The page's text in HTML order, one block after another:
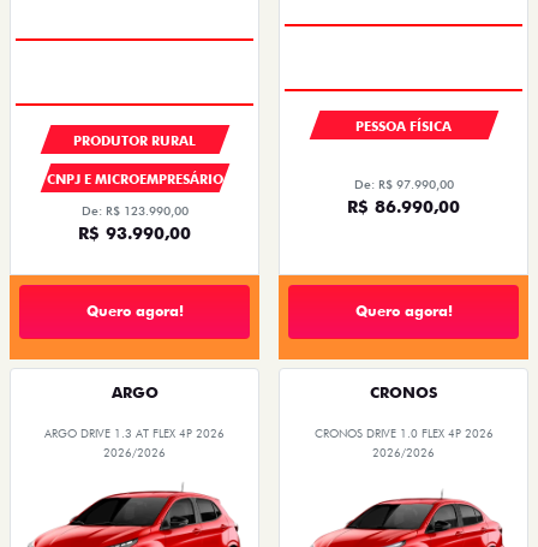
PRODUTOR RURAL
CNPJ E MICROEMPRESÁRIO
De: R$ 123.990,00
R$ 93.990,00
Quero agora!
PESSOA FÍSICA
De: R$ 97.990,00
R$ 86.990,00
Quero agora!
ARGO
ARGO DRIVE 1.3 AT FLEX 4P 2026
2026/2026
CRONOS
CRONOS DRIVE 1.0 FLEX 4P 2026
2026/2026